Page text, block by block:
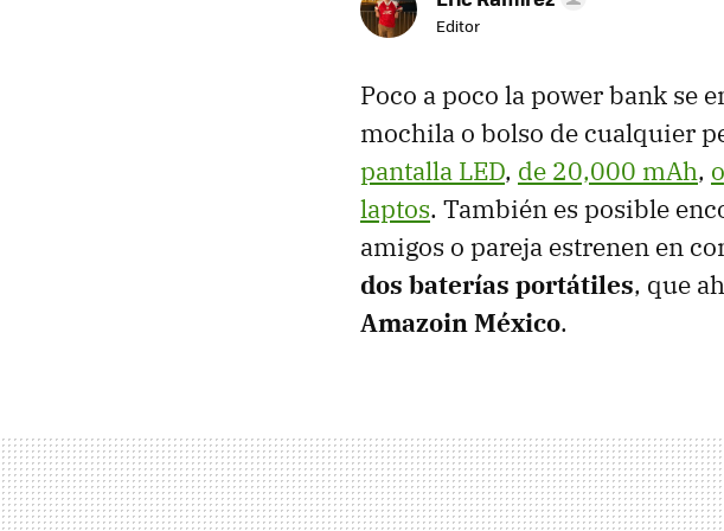
Editor
Poco a poco la power bank se
mochila o bolso de cualquier
pantalla LED, de 20,000 mAh,
laptos. También es posible
amigos o pareja estrenen en
dos baterías portátiles, que
Amazoin México.